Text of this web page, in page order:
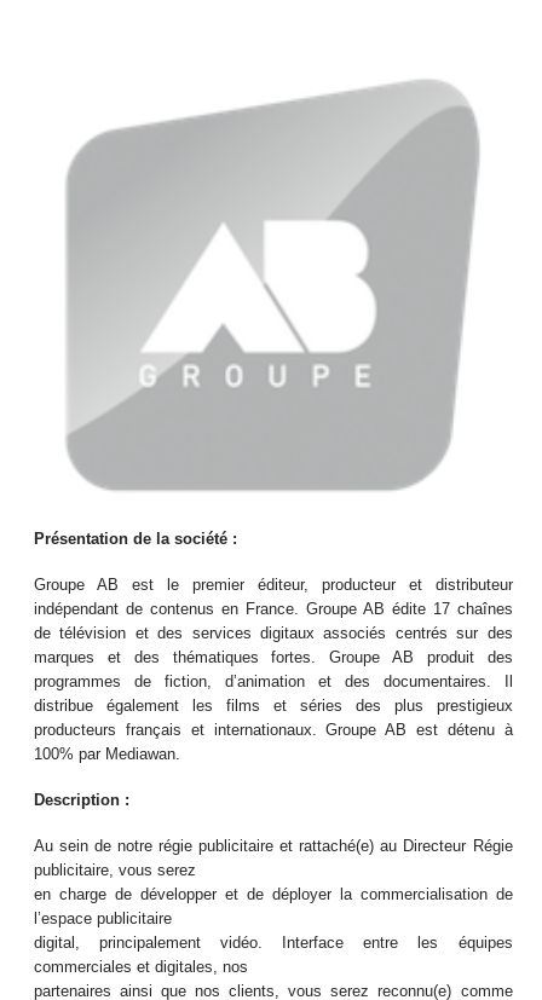
Présentation de la société :
Groupe AB est le premier éditeur, producteur et distributeur
indépendant de contenus en France. Groupe AB édite 17 chaînes
de télévision et des services digitaux associés centrés sur des
marques et des thématiques fortes. Groupe AB produit des
programmes de fiction, d’animation et des documentaires. Il
distribue également les films et séries des plus prestigieux
producteurs français et internationaux. Groupe AB est détenu à
100% par Mediawan.
Description :
Au sein de notre régie publicitaire et rattaché(e) au Directeur Régie
publicitaire, vous serez
en charge de développer et de déployer la commercialisation de
l’espace publicitaire
digital, principalement vidéo. Interface entre les équipes
commerciales et digitales, nos
partenaires ainsi que nos clients, vous serez reconnu(e) comme